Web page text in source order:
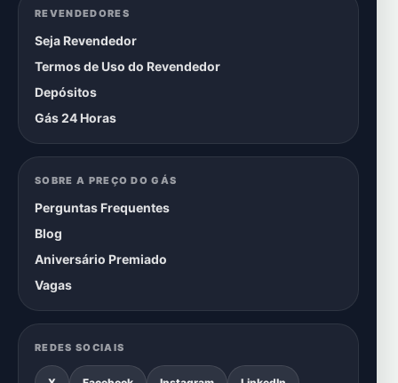
REVENDEDORES
Seja Revendedor
Termos de Uso do Revendedor
Depósitos
Gás 24 Horas
SOBRE A PREÇO DO GÁS
Perguntas Frequentes
Blog
Aniversário Premiado
Vagas
REDES SOCIAIS